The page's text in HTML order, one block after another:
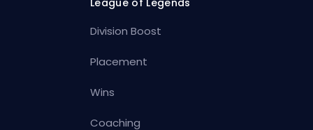
Division Boost
Placement
Wins
Coaching